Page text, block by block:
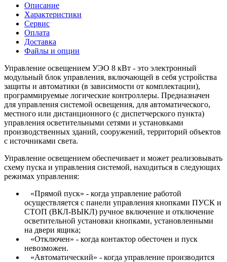
Описание
Характеристики
Сервис
Оплата
Доставка
Файлы и опции
Управление освещением УЭО 8 кВт - это электронный
модульный блок управления, включающей в себя устройства
защиты и автоматики (в зависимости от комплектации),
программируемые логические контроллеры. Предназначен
для управления системой освещения, для автоматического,
местного или дистанционного (с диспетчерского пункта)
управления осветительными сетями и установками
производственных зданий, сооружений, территорий объектов
с источниками света.
Управление освещением обеспечивает и может реализовывать
схему пуска и управления системой, находиться в следующих
режимах управления:
«Прямой пуск» - когда управление работой
осуществляется с панели управления кнопками ПУСК и
СТОП (ВКЛ-ВЫКЛ) ручное включение и отключение
осветительной установки кнопками, установленными
на двери ящика;
«Отключен» - когда контактор обесточен и пуск
невозможен.
«Автоматический» - когда управление производится